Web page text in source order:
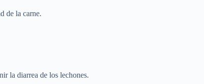
de la carne.
la diarrea de los lechones.